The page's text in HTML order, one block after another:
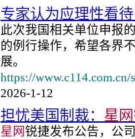
专家认为应理性看
此次我国相关单位申报
的例行操作，希望各界
展。
https://
2026-1-12
担忧美国制裁： 星网
星网 锐捷发布公告，公